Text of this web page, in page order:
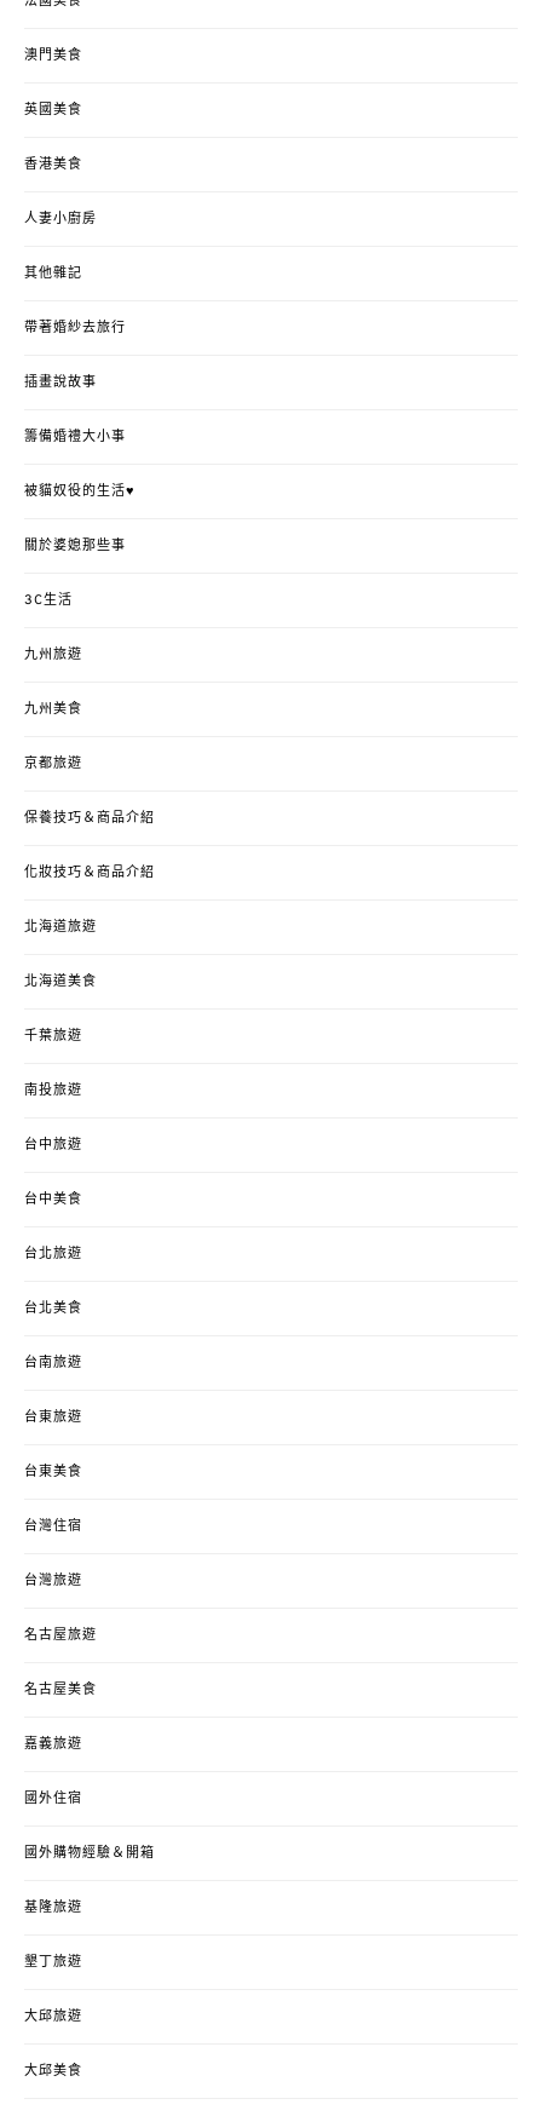
澳門美食
英國美食
香港美食
人妻小廚房
其他雜記
帶著婚紗去旅行
插畫說故事
籌備婚禮大小事
被貓奴役的生活♥
關於婆媳那些事
3C生活
九州旅遊
九州美食
京都旅遊
保養技巧＆商品介紹
化妝技巧＆商品介紹
北海道旅遊
北海道美食
千葉旅遊
南投旅遊
台中旅遊
台中美食
台北旅遊
台北美食
台南旅遊
台東旅遊
台東美食
台灣住宿
台灣旅遊
名古屋旅遊
名古屋美食
嘉義旅遊
國外住宿
國外購物經驗＆開箱
基隆旅遊
墾丁旅遊
大邱旅遊
大邱美食